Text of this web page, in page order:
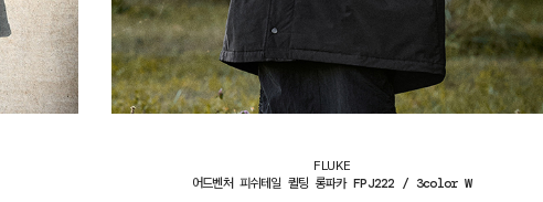
FLUKE
어드벤처 피쉬테일 퀼팅 롱파카 FPJ222 / 3color W